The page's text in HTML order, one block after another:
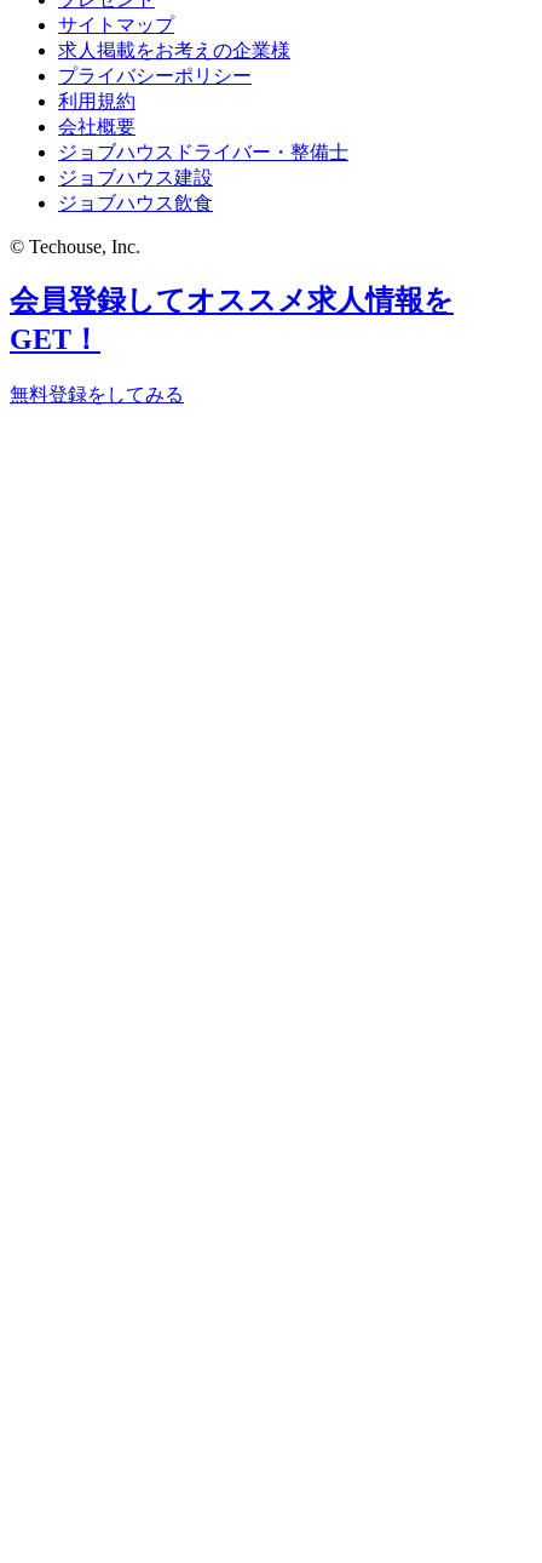
サイトマップ
求人掲載をお考えの企業様
プライバシーポリシー
利用規約
会社概要
ジョブハウスドライバー・整備士
ジョブハウス建設
ジョブハウス飲食
© Techouse, Inc.
会員登録してオススメ求人情報を
GET！
無料登録をしてみる